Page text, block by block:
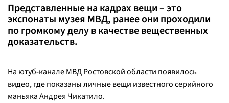
Представленные на кадрах вещи – это
экспонаты музея МВД, ранее они проходили
по громкому делу в качестве вещественных
доказательств.
На ютуб-канале МВД Ростовской области появилось
видео, где показаны личные вещи известного серийного
маньяка Андрея Чикатило.